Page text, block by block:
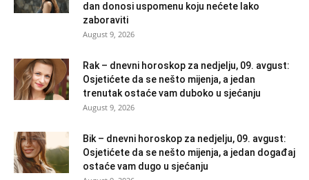
dan donosi uspomenu koju nećete lako
zaboraviti
August 9, 2026
Rak – dnevni horoskop za nedjelju, 09. avgust:
Osjetićete da se nešto mijenja, a jedan
trenutak ostaće vam duboko u sjećanju
August 9, 2026
Bik – dnevni horoskop za nedjelju, 09. avgust:
Osjetićete da se nešto mijenja, a jedan događaj
ostaće vam dugo u sjećanju